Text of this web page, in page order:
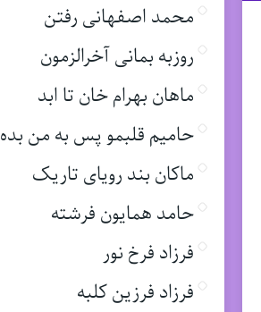
محمد اصفهانی رفتن
روزبه بمانی آخرالزمون
ماهان بهرام خان تا ابد
حامیم قلبمو پس به من بده
ماکان بند رویای تاریک
حامد همایون فرشته
فرزاد فرخ نور
فرزاد فرزین کلبه